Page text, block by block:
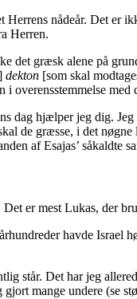
Herrens nådeår. Det
Herren.
det græsk alene på
dekton [som skal
overensstemmelse
dag hjælper jeg dig.
de græsse, i det
af Esajas’ såkaldte
Det er mest Lukas,
havde Israel
står. Det har jeg
mange undere (se